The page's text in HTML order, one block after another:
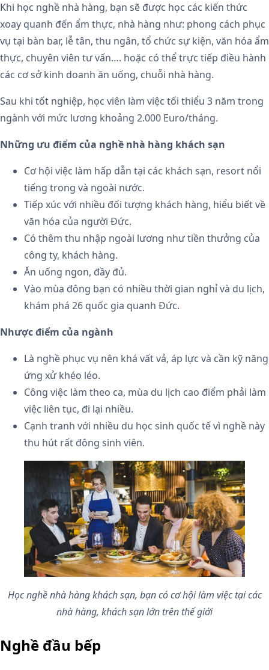
Khi học nghề nhà hàng, bạn sẽ được học các kiến thức
xoay quanh đến ẩm thực, nhà hàng như: phong cách phục
vụ tại bàn bar, lễ tân, thu ngân, tổ chức sự kiện, văn hóa ẩm
thực, chuyên viên tư vấn…. hoặc có thể trực tiếp điều hành
các cơ sở kinh doanh ăn uống, chuỗi nhà hàng.
Sau khi tốt nghiệp, học viên làm việc tối thiểu 3 năm trong
ngành với mức lương khoảng 2.000 Euro/tháng.
Những ưu điểm của nghề nhà hàng khách sạn
Cơ hội việc làm hấp dẫn tại các khách sạn, resort nổi
tiếng trong và ngoài nước.
Tiếp xúc với nhiều đối tượng khách hàng, hiểu biết về
văn hóa của người Đức.
Có thêm thu nhập ngoài lương như tiền thưởng của
công ty, khách hàng.
Ăn uống ngon, đầy đủ.
Vào mùa đông bạn có nhiều thời gian nghỉ và du lịch,
khám phá 26 quốc gia quanh Đức.
Nhược điểm của ngành
Là nghề phục vụ nên khá vất vả, áp lực và cần kỹ năng
ứng xử khéo léo.
Công việc làm theo ca, mùa du lịch cao điểm phải làm
việc liên tục, đi lại nhiều.
Cạnh tranh với nhiều du học sinh quốc tế vì nghề này
thu hút rất đông sinh viên.
Học nghề nhà hàng khách sạn, bạn có cơ hội làm việc tại các
nhà hàng, khách sạn lớn trên thế giới
Nghề đầu bếp